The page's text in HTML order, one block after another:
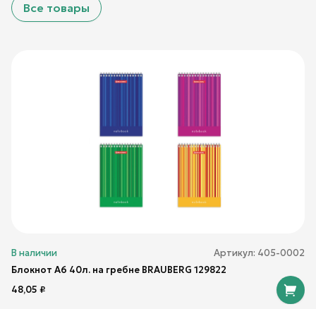
Все товары
В наличии Артикул: 405-0002
Блокнот А6 40л. на гребне BRAUBERG 129822
48,05 ₽